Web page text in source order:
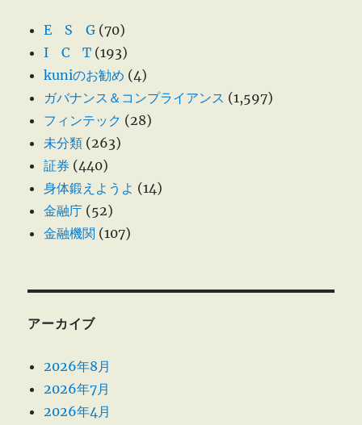
E S G (70)
I C T (193)
kuniのお勧め (4)
ガバナンス＆コンプライアンス (1,597)
フィンテック (28)
未分類 (263)
証券 (440)
身体鍛えようよ (14)
金融庁 (52)
金融機関 (107)
アーカイブ
2026年8月
2026年7月
2026年4月